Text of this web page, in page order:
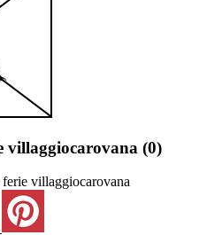
villaggiocarovana (0)
villaggiocarovana